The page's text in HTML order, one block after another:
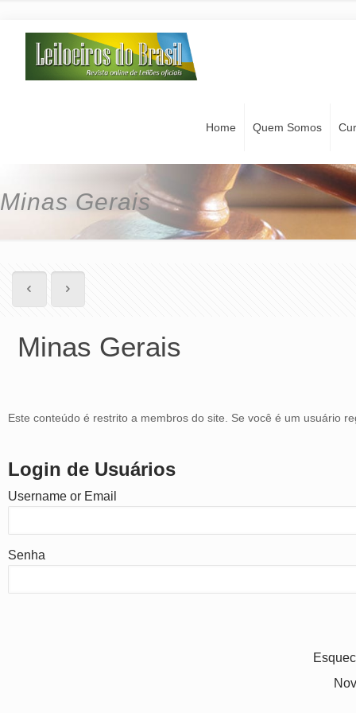
Home Quem Somos
Minas Gerais
Minas Gerais
Este conteúdo é restrito a membros do site. Se você é um usuário
Login de Usuários
Username or Email
Senha